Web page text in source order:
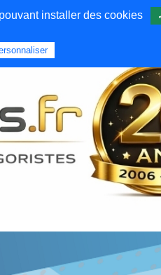
Qui sommes nous
installer des cookies